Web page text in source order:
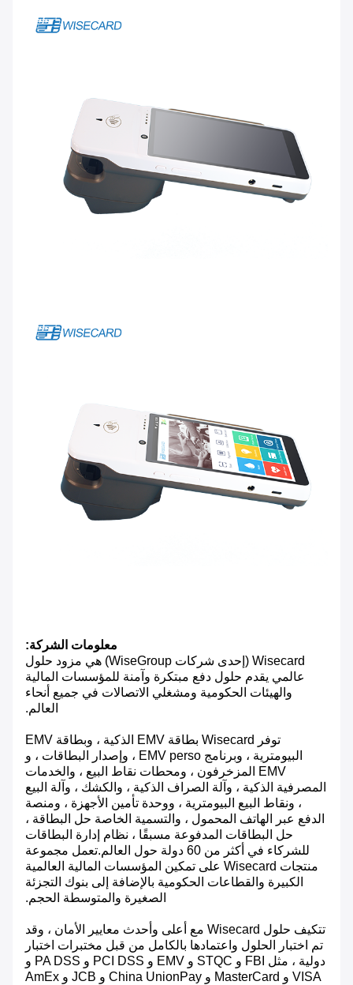
معلومات الشركة:
Wisecard (إحدى شركات WiseGroup) هي مزود حلول
عالمي يقدم حلول دفع مبتكرة وآمنة للمؤسسات المالية
والهيئات الحكومية ومشغلي الاتصالات في جميع أنحاء
العالم.
توفر Wisecard بطاقة EMV الذكية ، وبطاقة EMV
البيومترية ، وبرنامج EMV perso ، وإصدار البطاقات ، و
EMV المزخرفون ، ومحطات نقاط البيع ، والخدمات
المصرفية الذكية ، وآلة الصراف الذكية ، والكشك ، وآلة البيع
، ونقاط البيع البيومترية ، ووحدة تأمين الأجهزة ، ومنصة
الدفع عبر الهاتف المحمول ، والتسمية الخاصة حل البطاقة ،
حل البطاقات المدفوعة مسبقًا ، نظام إدارة البطاقات
للشركاء في أكثر من 60 دولة حول العالم.تعمل مجموعة
منتجات Wisecard على تمكين المؤسسات المالية العالمية
الكبيرة والقطاعات الحكومية بالإضافة إلى بنوك التجزئة
الصغيرة والمتوسطة الحجم.
تتكيف حلول Wisecard مع أعلى وأحدث معايير الأمان ، وقد
تم اختبار الحلول واعتمادها بالكامل من قبل مختبرات اختبار
دولية ، مثل FBI و STQC و EMV و PCI DSS و PA DSS و
VISA و MasterCard و China UnionPay و JCB و AmEx